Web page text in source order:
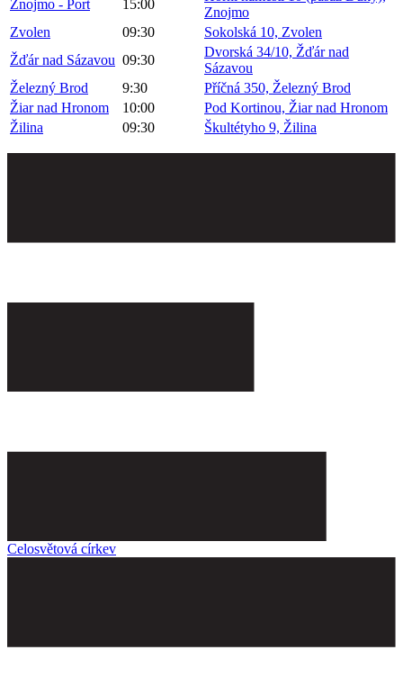
Znojmo - Port 15:00
Znojmo
Zvolen
09:30
Sokolská 10, Zvolen
Žďár nad Sázavou 09:30
Dvorská 34/10, Žďár nad
Sázavou
Železný Brod
9:30
Příčná 350, Železný Brod
Žiar nad Hronom
10:00
Pod Kortinou, Žiar nad Hronom
Žilina
09:30 Škultétyho 9, Žilina
Celosvětová církev